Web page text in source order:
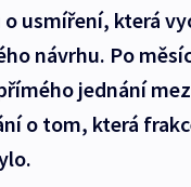
usmíření, která
návrhu. Po
jednání
o tom, která